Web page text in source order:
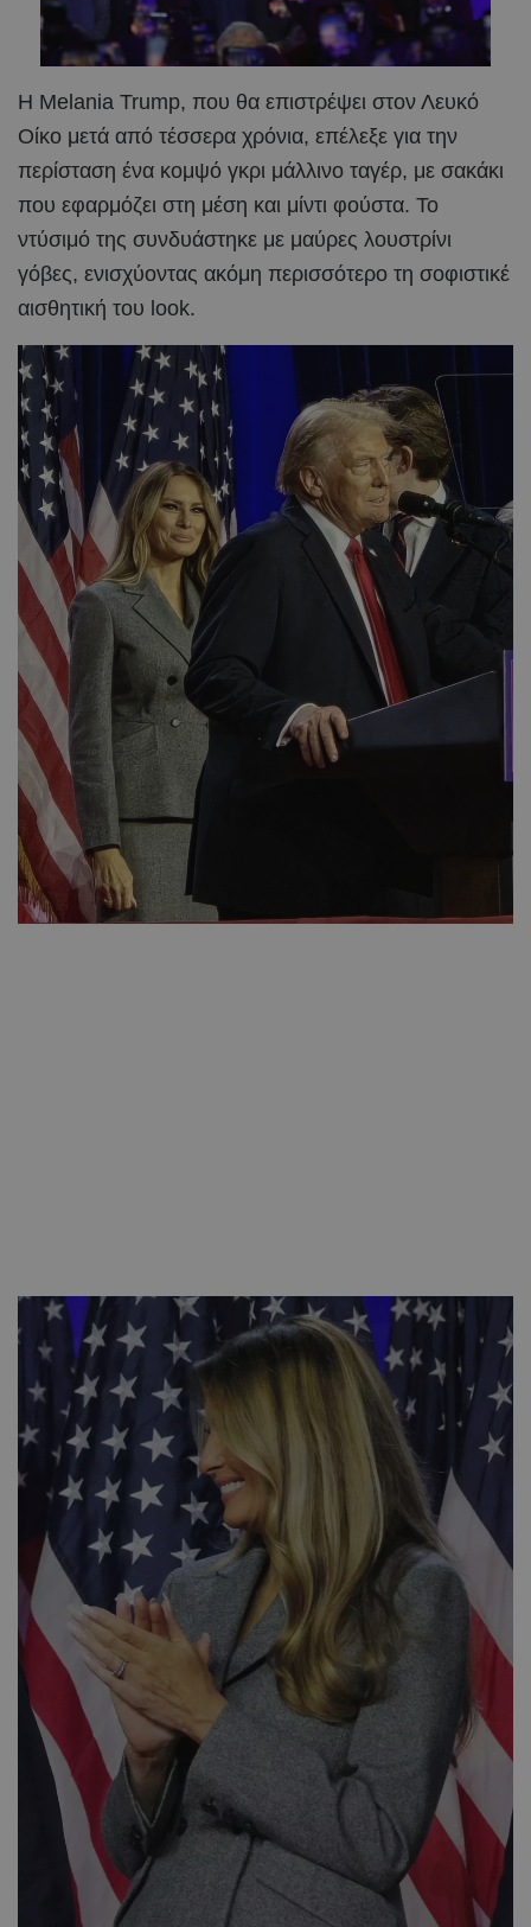
Η Melania Trump, που θα επιστρέψει στον Λευκό
Οίκο μετά από τέσσερα χρόνια, επέλεξε για την
περίσταση ένα κομψό γκρι μάλλινο ταγέρ, με σακάκι
που εφαρμόζει στη μέση και μίντι φούστα. Το
ντύσιμό της συνδυάστηκε με μαύρες λουστρίνι
γόβες, ενισχύοντας ακόμη περισσότερο τη σοφιστικέ
αισθητική του look.